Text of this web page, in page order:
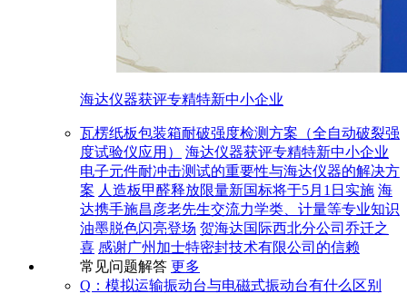
海达仪器获评专精特新中小企业
瓦楞纸板包装箱耐破强度检测方案（全自动破裂强
度试验仪应用）
海达仪器获评专精特新中小企业
电子元件耐冲击测试的重要性与海达仪器的解决方
案 人造板甲醛释放限量新国标将于5月1日实施 海
达携手施昌彦老先生交流力学类、计量等专业知识
油墨脱色闪亮登场 贺海达国际西北分公司乔迁之
喜 感谢广州加士特密封技术有限公司的信赖
常见问题解答 更多
Q：模拟运输振动台与电磁式振动台有什么区别